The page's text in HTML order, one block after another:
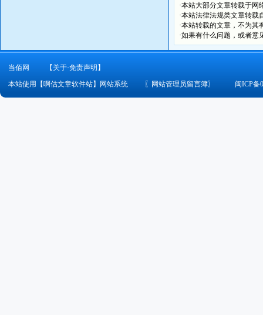
·本站大部分文章转载于
·本站法律法规类文章转
·本站转载的文章，不为
·如果有什么问题，或者意
当佰网
【关于·免责声明】
本站使用【啊估文章软件站】网站系统
〖 网站管理员留言簿〗 闽ICP备